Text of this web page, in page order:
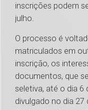
inscrições podem
julho.
O processo é
matriculados em
inscrição, os
documentos, que
seletiva, até o dia 6
divulgado no dia